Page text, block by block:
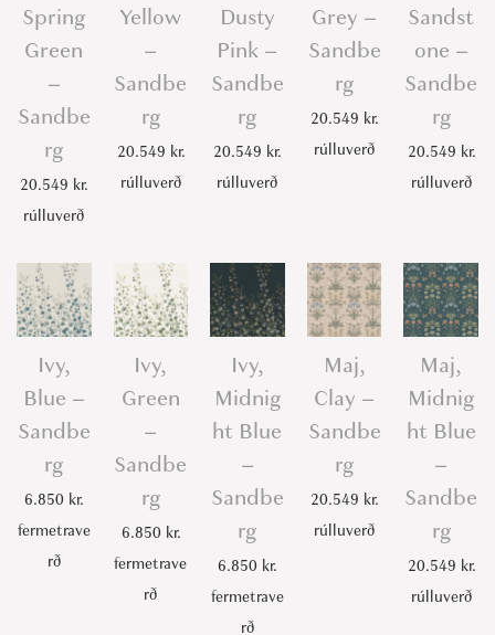
Spring
Green
–
Sandbe
rg
20.549 kr.
rúlluverð
Yellow
–
Sandbe
rg
20.549 kr.
rúlluverð
Dusty
Pink –
Sandbe
rg
20.549 kr.
rúlluverð
Grey –
Sandbe
rg
20.549 kr.
rúlluverð
Sandst
one –
Sandbe
rg
20.549 kr.
rúlluverð
Ivy,
Blue –
Sandbe
rg
6.850 kr.
fermetrave
rð
Ivy,
Green
–
Sandbe
rg
6.850 kr.
fermetrave
rð
Ivy,
Midnig
ht Blue
–
Sandbe
rg
6.850 kr.
fermetrave
rð
Maj,
Clay –
Sandbe
rg
20.549 kr.
rúlluverð
Maj,
Midnig
ht Blue
–
Sandbe
rg
20.549 kr.
rúlluverð